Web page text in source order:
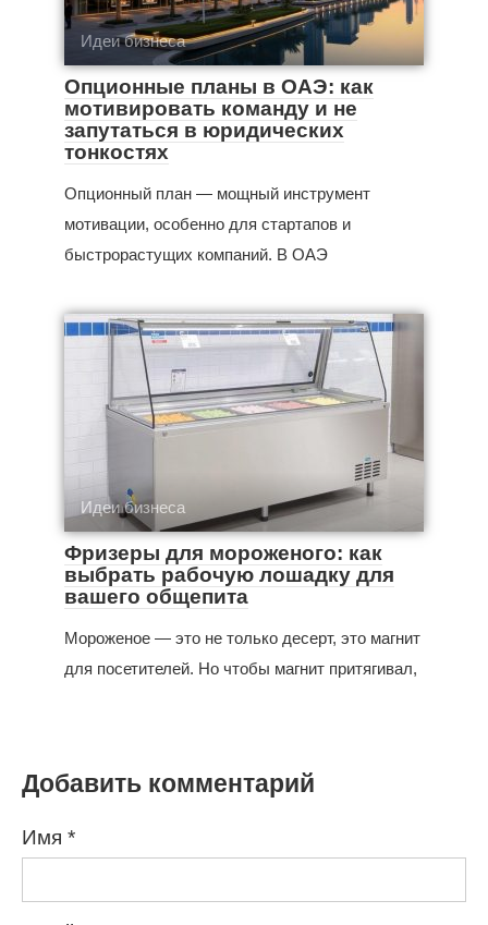
Идеи бизнеса
Опционные планы в ОАЭ: как
мотивировать команду и не
запутаться в юридических
тонкостях
Опционный план — мощный инструмент
мотивации, особенно для стартапов и
быстрорастущих компаний. В ОАЭ
Идеи бизнеса
Фризеры для мороженого: как
выбрать рабочую лошадку для
вашего общепита
Мороженое — это не только десерт, это магнит
для посетителей. Но чтобы магнит притягивал,
Добавить комментарий
Имя *